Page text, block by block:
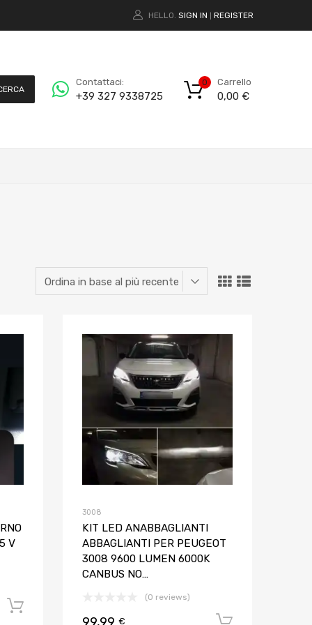
HELLO. SIGN IN REGISTER
Contattaci:
+39 327 9338725
Carrello
0,00 €
0
Aggiungi ai preferiti
V
3008
KIT LED ANABBAGLIANTI
ABBAGLIANTI PER PEUGEOT
3008 9600 LUMEN 6000K
CANBUS NO…
(0 reviews)
€